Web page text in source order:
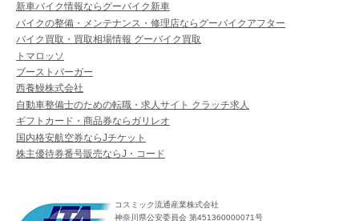
新車バイク情報ならグーバイク新車
バイクの整備・メンテナンス・修理店ならグーバイクアフター
バイク買取・買取相場情報 グーバイク買取
トマロッソ
ブーストバーガー
西養鰻株式会社
自動車整備士のための転職・求人サイト クラッチ求人
ギフトカード・商品券ならガリレオ
国内格安航空券ならJチケット
株主優待券番号販売ならJ・コード
コスミック流通産業株式会社
神奈川県公安委員会 第451360000071号